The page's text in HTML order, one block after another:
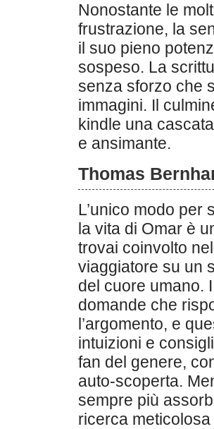
Nonostante le
frustrazione, la
il suo pieno
sospeso. La
senza sforzo che
immagini. Il
kindle una
e ansimante.
Thomas
L’unico modo
la vita di Omar è
trovai coinvolto
viaggiatore su un
del cuore umano.
domande che
l’argomento, e
intuizioni e
fan del genere,
auto-scoperta.
sempre più
ricerca